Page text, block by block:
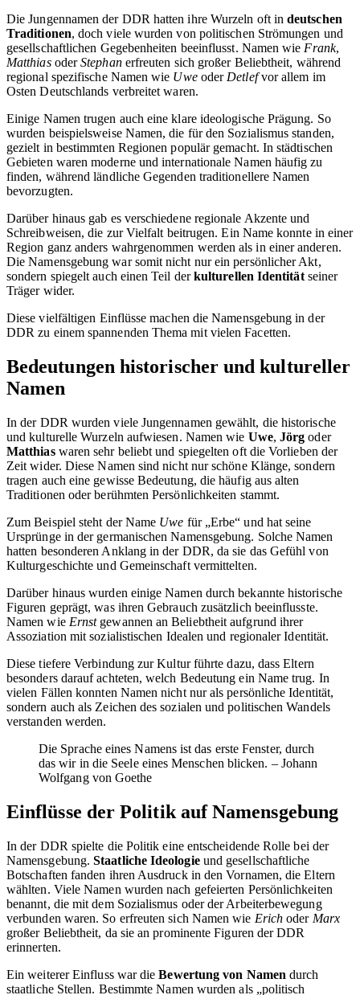
Die Jungennamen der DDR hatten ihre Wurzeln oft indeutschen
Traditionen, doch viele wurden von politischen Strömungen und
gesellschaftlichen Gegebenheiten beeinflusst. Namen wie Frank,
MatthiasoderStephanerfreuten sich großer Beliebtheit, während
regional spezifische Namen wie Uweoder Detlefvor allem im
Osten Deutschlands verbreitet waren.
Einige Namen trugen auch eine klare ideologische Prägung. So
wurden beispielsweise Namen, die für den Sozialismus standen,
gezielt in bestimmten Regionen populär gemacht. In städtischen
Gebieten waren moderne und internationale Namen häufig zu
finden, während ländliche Gegenden traditionellere Namen
bevorzugten.
Darüber hinaus gab es verschiedene regionale Akzente und
Schreibweisen, die zur Vielfalt beitrugen. Ein Name konnte in einer
Region ganz anders wahrgenommen werden als in einer anderen.
Die Namensgebung war somit nicht nur ein persönlicher Akt,
sondern spiegelt auch einen Teil derkulturellen Identitätseiner
Träger wider.
Diese vielfältigen Einflüsse machen die Namensgebung in der
DDR zu einem spannenden Thema mit vielen Facetten.
Bedeutungen historischer und kultureller
Namen
In der DDR wurden viele Jungennamen gewählt, die historische
und kulturelle Wurzeln aufwiesen. Namen wie Uwe, Jörg oder
Matthiaswaren sehr beliebt und spiegelten oft die Vorlieben der
Zeit wider. Diese Namen sind nicht nur schöne Klänge, sondern
tragen auch eine gewisse Bedeutung, die häufig aus alten
Traditionen oder berühmten Persönlichkeiten stammt.
Zum Beispiel steht der Name Uwe für „Erbe“ und hat seine
Ursprünge in der germanischen Namensgebung. Solche Namen
hatten besonderen Anklang in der DDR, da sie das Gefühl von
Kulturgeschichte und Gemeinschaft vermittelten.
Darüber hinaus wurden einige Namen durch bekannte historische
Figuren geprägt, was ihren Gebrauch zusätzlich beeinflusste.
Namen wie Ernstgewannen an Beliebtheit aufgrund ihrer
Assoziation mit sozialistischen Idealen und regionaler Identität.
Diese tiefere Verbindung zur Kultur führte dazu, dass Eltern
besonders darauf achteten, welch Bedeutung ein Name trug. In
vielen Fällen konnten Namen nicht nur als persönliche Identität,
sondern auch als Zeichen des sozialen und politischen Wandels
verstanden werden.
Die Sprache eines Namens ist das erste Fenster, durch
das wir in die Seele eines Menschen blicken. – Johann
Wolfgang von Goethe
Einflüsse der Politik auf Namensgebung
In der DDR spielte die Politik eine entscheidende Rolle bei der
Namensgebung.Staatliche Ideologieund gesellschaftliche
Botschaften fanden ihren Ausdruck in den Vornamen, die Eltern
wählten. Viele Namen wurden nach gefeierten Persönlichkeiten
benannt, die mit dem Sozialismus oder der Arbeiterbewegung
verbunden waren. So erfreuten sich Namen wie Erich oder Marx
großer Beliebtheit, da sie an prominente Figuren der DDR
erinnerten.
Ein weiterer Einfluss war dieBewertung von Namen durch
staatliche Stellen. Bestimmte Namen wurden als „politisch